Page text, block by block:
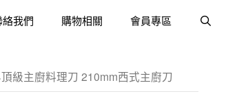
絡我們 購物相關 會員專區
級主廚料理刀 210mm西式主廚刀